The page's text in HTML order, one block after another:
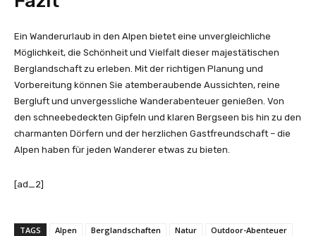
Ein Wanderurlaub in den Alpen bietet eine unvergleichliche
Möglichkeit, die Schönheit und Vielfalt dieser majestätischen
Berglandschaft zu erleben. Mit der richtigen Planung und
Vorbereitung können Sie atemberaubende Aussichten, reine
Bergluft und unvergessliche Wanderabenteuer genießen. Von
den schneebedeckten Gipfeln und klaren Bergseen bis hin zu den
charmanten Dörfern und der herzlichen Gastfreundschaft – die
Alpen haben für jeden Wanderer etwas zu bieten.
[ad_2]
TAGS Alpen Berglandschaften Natur
Outdoor-Abenteuer